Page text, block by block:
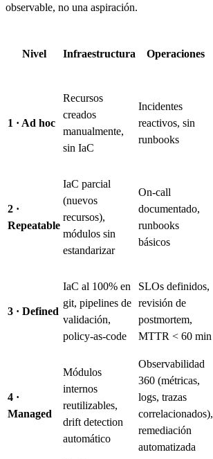
observable, no una aspiración.
Nivel Infraestructura Operaciones
1 · Ad hoc
Recursos
creados
manualmente,
sin IaC
Incidentes
reactivos, sin
runbooks
2 ·
Repeatable
IaC parcial
(nuevos
recursos),
módulos sin
estandarizar
On-call
documentado,
runbooks
básicos
3 · Defined
IaC al 100% en
git, pipelines de
validación,
policy-as-code
SLOs definidos,
revisión de
postmortem,
MTTR < 60 min
4 ·
Managed
Módulos
internos
reutilizables,
drift detection
automático
Observabilidad
360 (métricas,
logs, trazas
correlacionados),
remediación
automatizada